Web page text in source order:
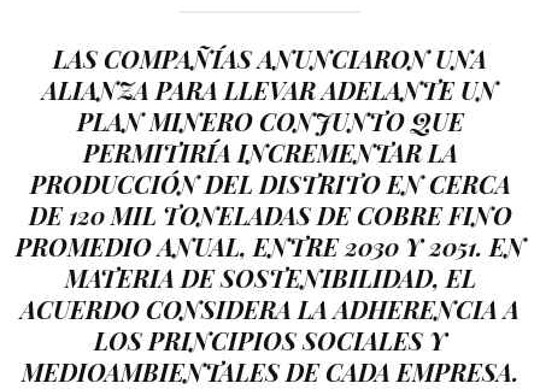
LAS COMPAÑÍAS ANUNCIARON UNA
ALIANZA PARA LLEVAR ADELANTE UN
PLAN MINERO CONJUNTO QUE
PERMITIRÍA INCREMENTAR LA
PRODUCCIÓN DEL DISTRITO EN CERCA
DE 120 MIL TONELADAS DE COBRE FINO
PROMEDIO ANUAL, ENTRE 2030 Y 2051. EN
MATERIA DE SOSTENIBILIDAD, EL
ACUERDO CONSIDERA LA ADHERENCIA A
LOS PRINCIPIOS SOCIALES Y
MEDIOAMBIENTALES DE CADA EMPRESA.